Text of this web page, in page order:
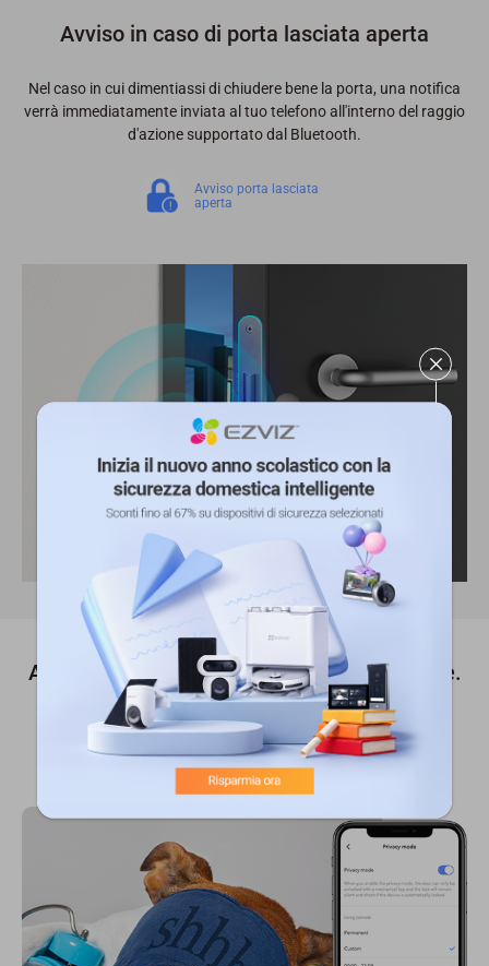
Avviso in caso di porta lasciata aperta
Nel caso in cui dimentiassi di chiudere bene la porta, una notifica
verrà immediatamente inviata al tuo telefono all'interno del raggio
d'azione supportato dal Bluetooth.
Avviso porta lasciata
aperta
Attiva facilmente la modalità non disturbare.
Quando è tardi o hai bisogno di privacy, puoi programmare un
orario per disabilitare lo sblocco digitale.